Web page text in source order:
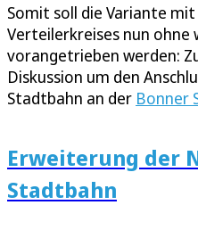
Somit soll die Variante
Verteilerkreises nun ohne
vorangetrieben werden:
Diskussion um den
Stadtbahn an der Bonner
Erweiterung der
Stadtbahn